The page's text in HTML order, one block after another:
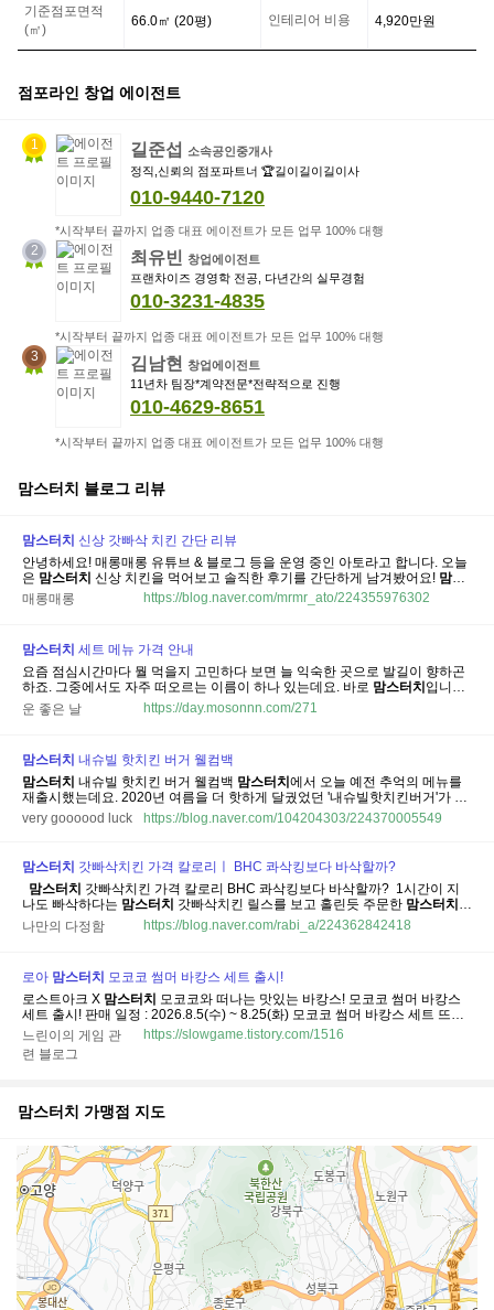
어
비
용
보
기준점포면적
(㎡)
66.0㎡ (20평) 인테리어 비용 4,920만원
점포라인 창업 에이전트
1 길준섭
소속공인중개사
정직,신뢰의 점포파트너 🏆길이길이길이사
010-9440-7120
*시작부터 끝까지 업종 대표 에이전트가 모든 업무 100% 대행
2 최유빈 창업에이전트
프랜차이즈 경영학 전공, 다년간의 실무경험
010-3231-4835
*시작부터 끝까지 업종 대표 에이전트가 모든 업무 100% 대행
3 김남현 창업에이전트
11년차 팀장*계약전문*전략적으로 진행
010-4629-8651
*시작부터 끝까지 업종 대표 에이전트가 모든 업무 100% 대행
맘스터치 블로그 리뷰
맘스터치 신상 갓빠삭 치킨 간단 리뷰
안녕하세요! 매롱매롱 유튜브 & 블로그 등을 운영 중인 아토라고 합니다. 오늘
은 맘스터치 신상 치킨을 먹어보고 솔직한 후기를 간단하게 남겨봤어요! 맘스
터치갓빠삭 치킨 간단 리뷰 맵고 달콤한 양념치킨도 좋아하지만, 저는 바삭한
후라이드 치킨도 정말 좋아해요. 그런데 이번에
맘스터치
매롱매롱 https://blog.naver.com/mrmr_ato/224355976302
맘스터치 세트 메뉴 가격 안내
요즘 점심시간마다 뭘 먹을지 고민하다 보면 늘 익숙한 곳으로 발길이 향하곤
하죠. 그중에서도 자주 떠오르는 이름이 하나 있는데요. 바로 맘스터치 입니다.
다만 막상 주문하려고 하면 예전에 봤던 가격과 조금 달라서 당황하는 순간이
생기기도 합니다. 그럴 때는 무작정 화면만 넘겨보기보다,
운 좋은 날 https://day.mosonnn.com/271
맘스터치 내슈빌 핫치킨 버거 웰컴백
맘스터치 내슈빌 핫치킨 버거 웰컴백 맘스터치 에서 오늘 예전 추억의 메뉴를
재출시했는데요. 2020년 여름을 더 핫하게 달궜었던 '내슈빌핫치킨버거'가 오
늘 8월 6일 다시 돌아왔어요. ​ 오늘도 여전히 더운 날씨에 이열치열 맛있게 매
운 맛으로 점심 먹고왔어요. ​ 오늘 재출시한 내슈빌핫치킨버거 맛과 가격, 열량
very goooood luck https://blog.naver.com/104204303/224370005549
맘스터치 갓빠삭치킨 가격 칼로리ㅣ BHC 콰삭킹보다 바삭할까?
맘스터치 갓빠삭치킨 가격 칼로리 BHC 콰삭킹보다 바삭할까? ​ 1시간이 지
나도 빠삭하다는 맘스터치 갓빠삭치킨 릴스를 보고 홀린듯 주문한 맘스터치
갓빠삭치킨 ​ 제 기준 치킨중에 제일 빠삭한건 BHC 콰삭킹인데 콰삭킹에 대적
할 수 있을까 ? 궁금하기도하고, 8/31 까지 할인 행사를 하기에 주문해 보았습
나만의 다정함 https://blog.naver.com/rabi_a/224362842418
로아 맘스터치 모코코 썸머 바캉스 세트 출시!
로스트아크 X 맘스터치 모코코와 떠나는 맛있는 바캉스! 모코코 썸머 바캉스
세트 출시! 판매 일정 : 2026.8.5(수) ~ 8.25(화) 모코코 썸머 바캉스 세트 뜨거
운 여름, 모코코와 함께하는 썸머 바캉스! 모코코 썸머 바캉스 세트 주문하고
스프링 피규어 및 스페셜 쿠폰도 만나보세요! 판매 기간 : 2026.8.5(수) ~
8.25(화...
느린이의 게임 관
련 블로그
https://slowgame.tistory.com/1516
맘스터치 가맹점 지도